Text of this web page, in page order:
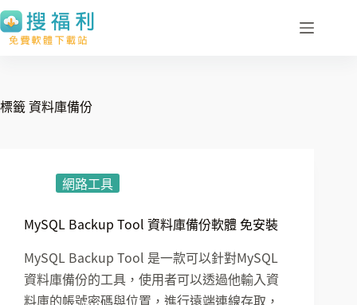
跳
至
內
容
標籤資料庫備份
網路工具
MySQL Backup Tool 資料庫備份軟體 免安裝
MySQL Backup Tool 是一款可以針對MySQL
資料庫備份的工具，使用者可以透過他輸入資
料庫的帳號密碼與位置，進行遠端連線存取，